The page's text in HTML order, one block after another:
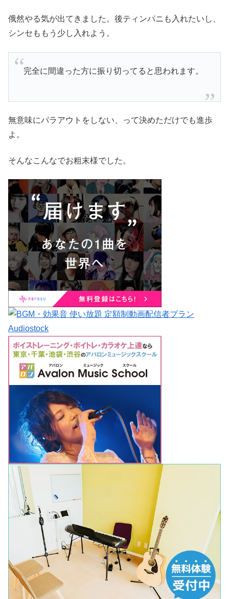
俄然やる気が出てきました。後ティンパニも入れたいし、
シンセももう少し入れよう。
完全に間違った方に振り切ってると思われます。
無意味にパラアウトをしない、って決めただけでも進歩
よ。
そんなこんなでお粗末様でした。